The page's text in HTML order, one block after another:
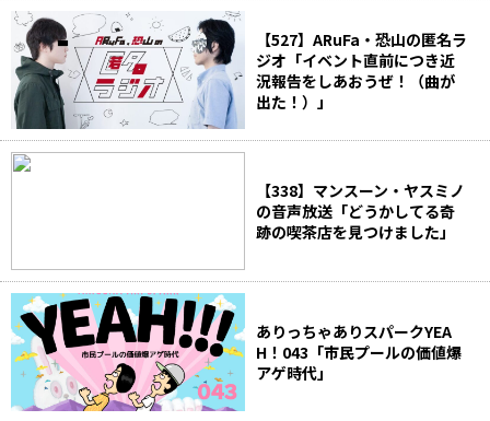
【527】ARuFa・恐山の匿名ラ
ジオ「イベント直前につき近
況報告をしあおうぜ！（曲が
出た！）」
【338】マンスーン・ヤスミノ
の音声放送「どうかしてる奇
跡の喫茶店を見つけました」
ありっちゃありスパークYEA
H！043「市民プールの価値爆
アゲ時代」